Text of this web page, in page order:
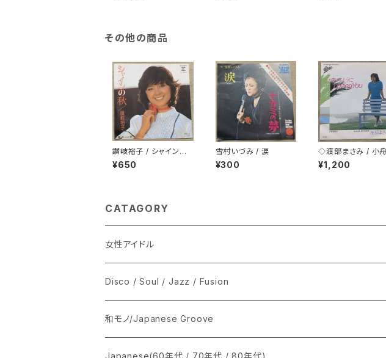
その他の商品
讃岐裕子 / シャインの
秋
¥650
雪村いづみ / 涙
¥300
◇渡部まさみ / 小
ように Loving You
¥1,200
CATAGORY
女性アイドル
シングル盤
あ行
か行
LP
CD
Disco / Soul / Jazz / Fusion
シングル盤
A
12インチ・シングル
和モノ/Japanese Groove
シングル盤